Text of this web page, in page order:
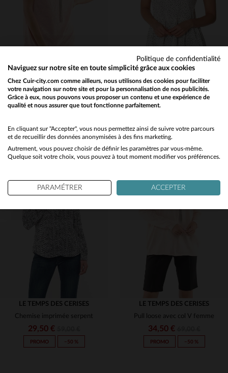
LE TEMPS DES CERISES
T-shirt léger en lin couleur pêche
22,45 €44,90 €
LE TEMPS DES CERISES
Tshirt fluide femme blanc à point
24,50 €
LE TEMPS DES CERISES
Chemise imprimée serpent
29,50 €
PROMO −50 %
LE TEMPS DES CERISES
Pull loose avec col V femme
34,50 €
PROMO −50 %
Would you like to be redirected to our English site?
No
Yes
Politique de confidentialité
Naviguez sur notre site en toute simplicité grâce aux cookies
Chez Cuir-city.com comme ailleurs, nous utilisons des cookies pour faciliter
votre navigation sur notre site et pour la personnalisation de nos publicités.
Grâce à eux, nous pouvons vous proposer un contenu et une expérience de
qualité et nous assurer que tout fonctionne parfaitement.
En cliquant sur "Accepter", vous nous permettez ainsi de suivre votre parcours
et de recueillir des données anonymisées à des fins marketing.
Autrement, vous pouvez choisir de définir les paramètres par vous-même.
Quelque soit votre choix, vous pouvez à tout moment modifier vos préférences.
PARAMÉTRER ACCEPTER